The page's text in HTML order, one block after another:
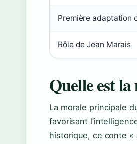
Première adaptation
Rôle de Jean Marais
Quelle est
La morale principale
favorisant
historique, ce conte «